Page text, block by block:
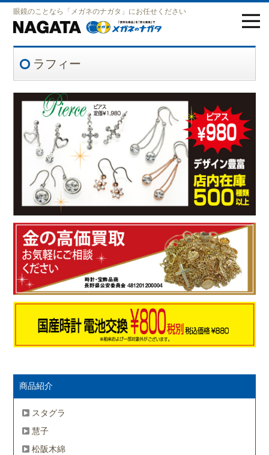
眼鏡のことなら「メガネのナガタ」にお任せください
ラフィー
商品紹介
スタグラ
慧子
松阪木綿